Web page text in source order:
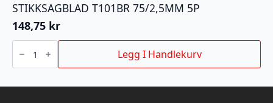
STIKKSAGBLAD T101BR 75/2,5MM 5P
148,75 kr
STIKKSAGBLAD
T101BR
75/2,5MM
5P
Legg I Handlekurv